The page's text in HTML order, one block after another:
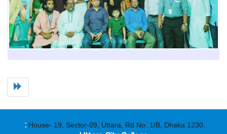
: House- 19, Sector-09, Uttara, Rd No: 1/B, Dhaka 1230,